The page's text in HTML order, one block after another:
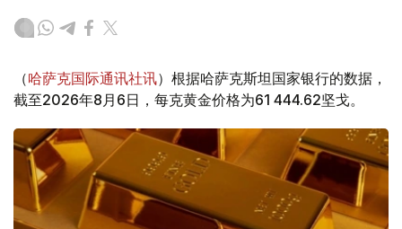
（哈萨克国际通讯社讯）根据哈萨克斯坦国家银行的数据，
截至2026年8月6日，每克黄金价格为61 444.62坚戈。